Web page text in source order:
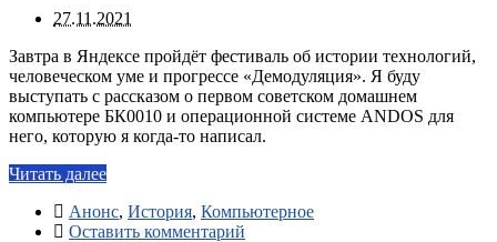
27.11.2021
Завтра в Яндексе пройдёт фестиваль об истории технологий,
человеческом уме и прогрессе «Демодуляция». Я буду
выступать с рассказом о первом советском домашнем
компьютере БК0010 и операционной системе ANDOS для
него, которую я когда-то написал.
Читать далее
Анонс, История, Компьютерное
Оставить комментарий